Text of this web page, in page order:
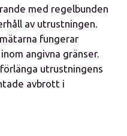
med regelbunden
av utrustningen.
fungerar
angivna gränser.
utrustningens
avbrott i